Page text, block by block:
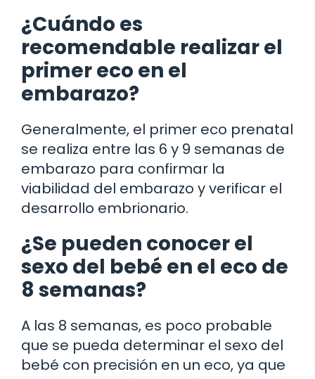
¿Cuándo es
recomendable realizar el
primer eco en el
embarazo?
Generalmente, el primer eco prenatal
se realiza entre las 6 y 9 semanas de
embarazo para confirmar la
viabilidad del embarazo y verificar el
desarrollo embrionario.
¿Se pueden conocer el
sexo del bebé en el eco de
8 semanas?
A las 8 semanas, es poco probable
que se pueda determinar el sexo del
bebé con precisión en un eco, ya que